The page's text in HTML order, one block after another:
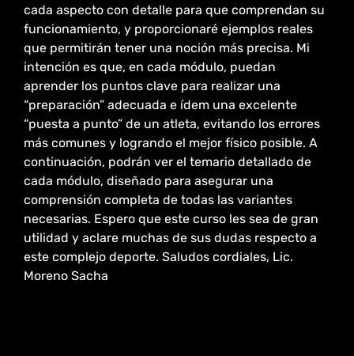
cada aspecto con detalle para que comprendan su
funcionamiento, y proporcionaré ejemplos reales
que permitirán tener una noción más precisa. Mi
intención es que, en cada módulo, puedan
aprender los puntos clave para realizar una
“preparación” adecuada e ídem una excelente
“puesta a punto” de un atleta, evitando los errores
más comunes y logrando el mejor físico posible. A
continuación, podrán ver el temario detallado de
cada módulo, diseñado para asegurar una
comprensión completa de todas las variantes
necesarias. Espero que este curso les sea de gran
utilidad y aclare muchas de sus dudas respecto a
este complejo deporte. Saludos cordiales, Lic.
Moreno Sacha